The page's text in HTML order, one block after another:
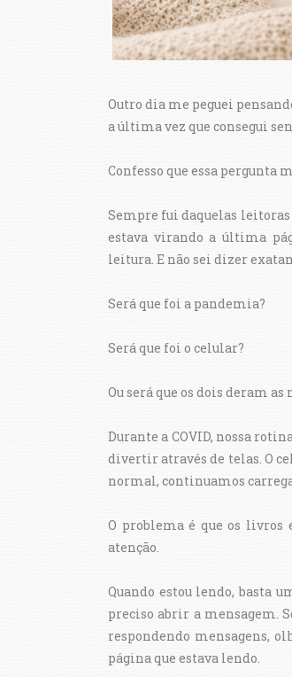
Outro dia me peguei
a última vez que consegui
Confesso que essa pergunta
Sempre fui daquelas leitoras
estava virando a última
leitura. E não sei dizer
Será que foi a pandemia?
Será que foi o celular?
Ou será que os dois deram
Durante a COVID, nossa
divertir através de telas. O
normal, continuamos
O problema é que os livros
atenção.
Quando estou lendo, basta
preciso abrir a mensagem.
respondendo mensagens,
página que estava lendo.